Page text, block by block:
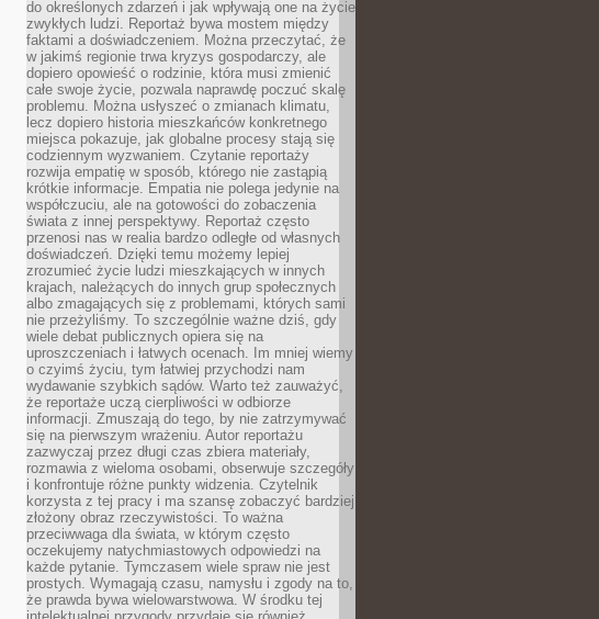
do określonych zdarzeń i jak wpływają one na życie
zwykłych ludzi. Reportaż bywa mostem między
faktami a doświadczeniem. Można przeczytać, że
w jakimś regionie trwa kryzys gospodarczy, ale
dopiero opowieść o rodzinie, która musi zmienić
całe swoje życie, pozwala naprawdę poczuć skalę
problemu. Można usłyszeć o zmianach klimatu,
lecz dopiero historia mieszkańców konkretnego
miejsca pokazuje, jak globalne procesy stają się
codziennym wyzwaniem. Czytanie reportaży
rozwija empatię w sposób, którego nie zastąpią
krótkie informacje. Empatia nie polega jedynie na
współczuciu, ale na gotowości do zobaczenia
świata z innej perspektywy. Reportaż często
przenosi nas w realia bardzo odległe od własnych
doświadczeń. Dzięki temu możemy lepiej
zrozumieć życie ludzi mieszkających w innych
krajach, należących do innych grup społecznych
albo zmagających się z problemami, których sami
nie przeżyliśmy. To szczególnie ważne dziś, gdy
wiele debat publicznych opiera się na
uproszczeniach i łatwych ocenach. Im mniej wiemy
o czyimś życiu, tym łatwiej przychodzi nam
wydawanie szybkich sądów. Warto też zauważyć,
że reportaże uczą cierpliwości w odbiorze
informacji. Zmuszają do tego, by nie zatrzymywać
się na pierwszym wrażeniu. Autor reportażu
zazwyczaj przez długi czas zbiera materiały,
rozmawia z wieloma osobami, obserwuje szczegóły
i konfrontuje różne punkty widzenia. Czytelnik
korzysta z tej pracy i ma szansę zobaczyć bardziej
złożony obraz rzeczywistości. To ważna
przeciwwaga dla świata, w którym często
oczekujemy natychmiastowych odpowiedzi na
każde pytanie. Tymczasem wiele spraw nie jest
prostych. Wymagają czasu, namysłu i zgody na to,
że prawda bywa wielowarstwowa. W środku tej